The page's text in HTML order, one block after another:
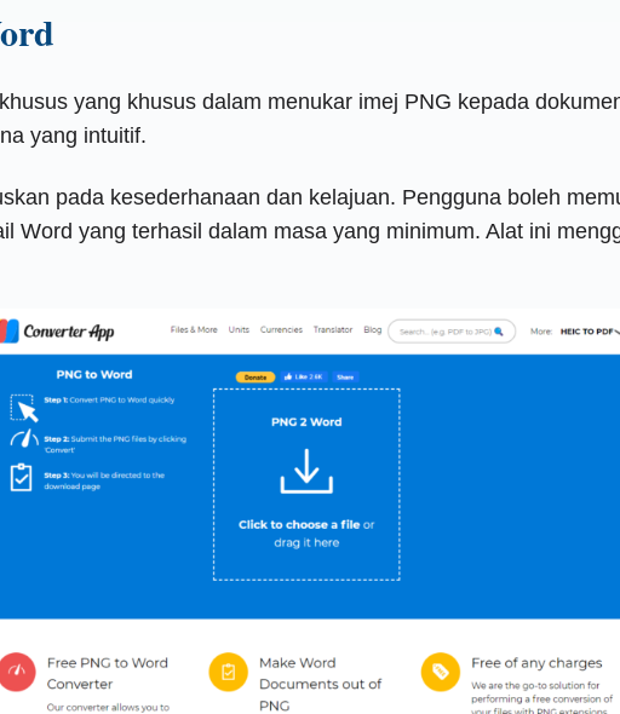
yang khusus dalam menukar imej PNG kepada
yang intuitif.
pada kesederhanaan dan kelajuan. Pengguna boleh
Word yang terhasil dalam masa yang minimum. Alat ini